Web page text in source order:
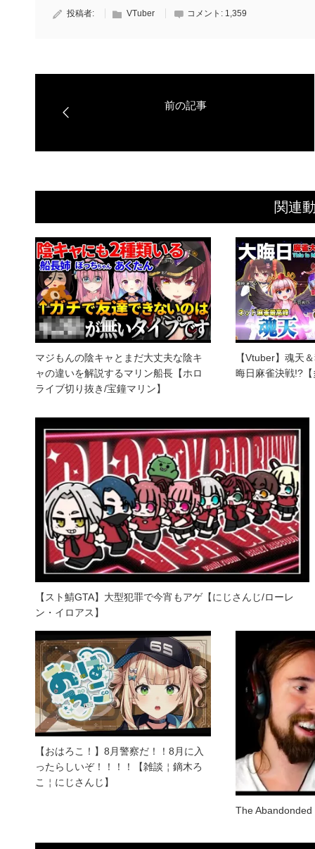
投稿者: VTuber コメント: 1,359
関連
マジもんの陰キャとまだ大丈夫な陰キ
ャの違いを解説するマリン船長【ホロ
ライブ切り抜き/宝鐘マリン】
【Vtuber】魂天
晦日麻雀決戦!?
【スト鯖GTA】大型犯罪で今宵もアゲ【にじさんじ/ローレ
ン・イロアス】
【おはろこ！】8月警察だ！！8月に入
ったらしいぞ！！！！【雑談￤鏑木ろ
こ￤にじさんじ】
The